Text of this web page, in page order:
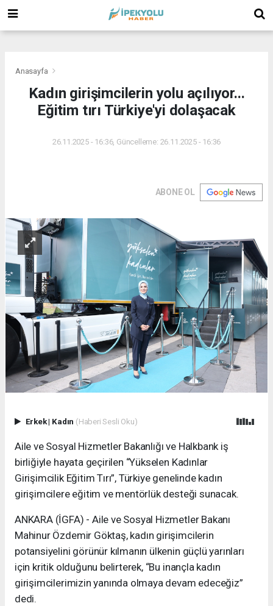
Anasayfa
Kadın girişimcilerin yolu açılıyor...
Eğitim tırı Türkiye'yi dolaşacak
26.11.2025 - 16:36, Güncelleme: 26.11.2025 - 16:36
ABONE OL
Erkek| Kadın (Haberi Sesli Oku)
Aile ve Sosyal Hizmetler Bakanlığı ve Halkbank iş
birliğiyle hayata geçirilen “Yükselen Kadınlar
Girişimcilik Eğitim Tırı”, Türkiye genelinde kadın
girişimcilere eğitim ve mentörlük desteği sunacak.
ANKARA (İGFA) - Aile ve Sosyal Hizmetler Bakanı
Mahinur Özdemir Göktaş, kadın girişimcilerin
potansiyelini görünür kılmanın ülkenin güçlü yarınları
için kritik olduğunu belirterek, “Bu inançla kadın
girişimcilerimizin yanında olmaya devam edeceğiz”
dedi.